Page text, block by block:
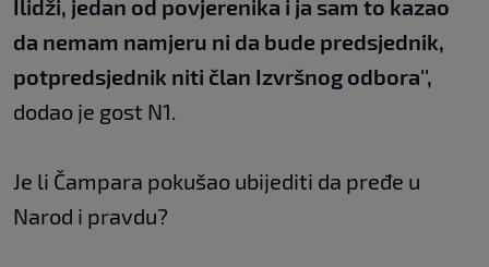
Ilidži, jedan od povjerenika i ja sam to kazao
da nemam namjeru ni da bude predsjednik,
potpredsjednik niti član Izvršnog odbora'',
dodao je gost N1.
Je li Čampara pokušao ubijediti da pređe u
Narod i pravdu?